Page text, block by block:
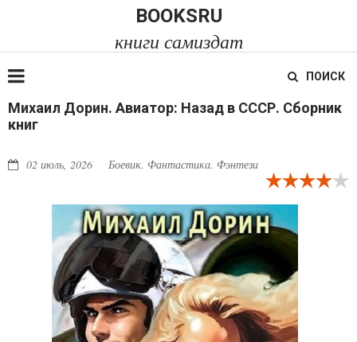
BOOKSRU
книги самиздат
ПОИСК
Михаил Дорин. Авиатор: Назад в СССР. Сборник
книг
02 июль, 2026 Боевик. Фантастика. Фэнтези